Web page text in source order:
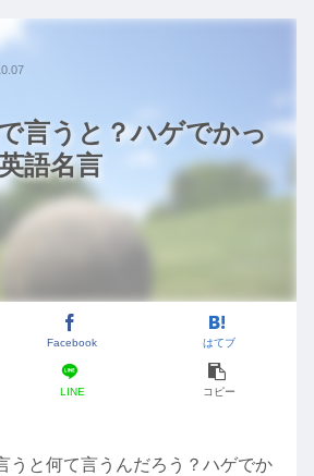
言うと？ハゲでかっ
語名言
Facebook はてブ
LINE コピー
うと何て言うんだろう？ハゲでか